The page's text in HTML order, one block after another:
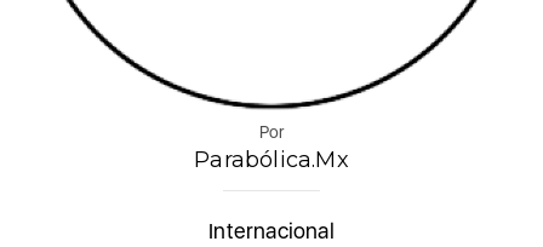
Por
Parabólica.Mx
Internacional